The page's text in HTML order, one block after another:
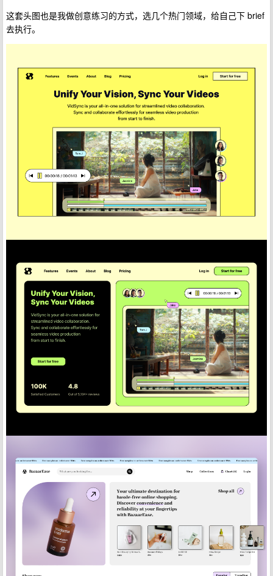
这套头图也是我做创意练习的方式，选几个热门领域，给自己下 brief
去执行。